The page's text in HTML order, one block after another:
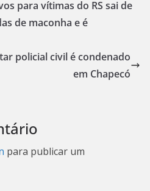
para vítimas do RS sai de
de maconha e é
policial civil é condenado
em Chapecó
para publicar um